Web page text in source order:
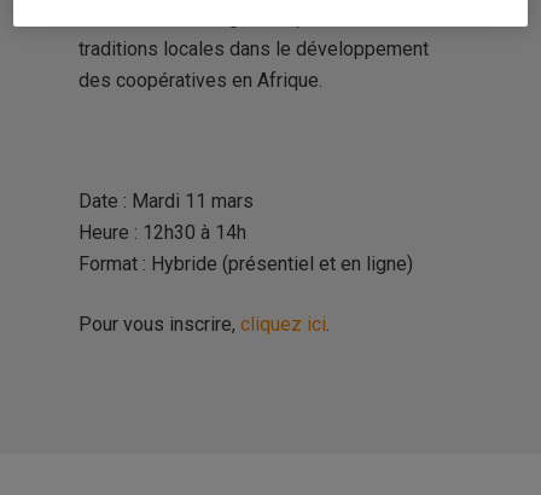
traditions locales dans le développement
des coopératives en Afrique.
Date : Mardi 11 mars
Heure : 12h30 à 14h
Format : Hybride (présentiel et en ligne)
Pour vous inscrire, cliquez ici.